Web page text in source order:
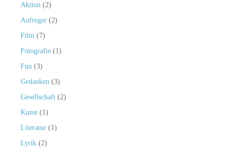
Aktion (2)
Aufreger(2)
Film (7)
Fotografie(1)
Fun (3)
Gedanken (3)
Gesellschaft(2)
Kunst(1)
Literatur(1)
Lyrik(2)